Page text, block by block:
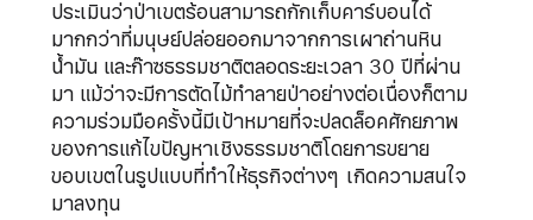
ประเมินว่าป่าเขตร้อนสามารถกักเก็บคาร์บอนได้
มากกว่าที่มนุษย์ปล่อยออกมาจากการเผาถ่านหิน
น้ำมัน และก๊าซธรรมชาติตลอดระยะเวลา 30 ปีที่ผ่าน
มา แม้ว่าจะมีการตัดไม้ทำลายป่าอย่างต่อเนื่องก็ตาม
ความร่วมมือครั้งนี้มีเป้าหมายที่จะปลดล็อคศักยภาพ
ของการแก้ไขปัญหาเชิงธรรมชาติโดยการขยาย
ขอบเขตในรูปแบบที่ทำให้ธุรกิจต่างๆ เกิดความสนใจ
มาลงทุน